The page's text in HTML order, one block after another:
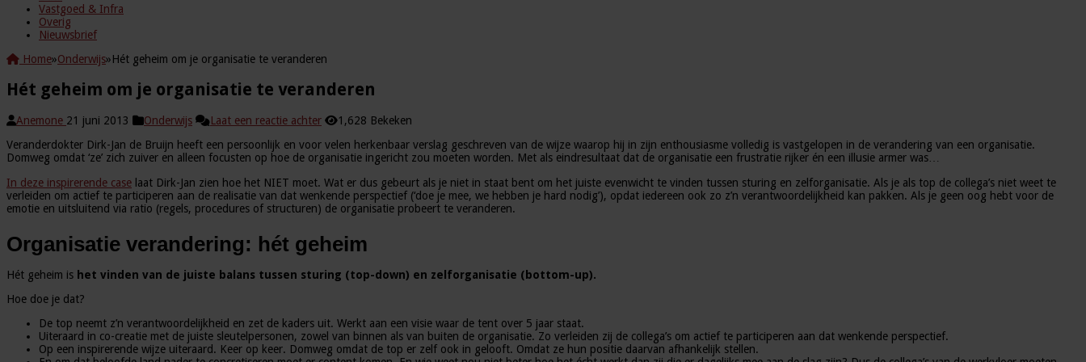
Vastgoed & Infra
Overig
Nieuwsbrief
Home»Onderwijs»Hét geheim om je organisatie te veranderen
Hét geheim om je organisatie te veranderen
Anemone 21 juni 2013 Onderwijs Laat een reactie achter
1,628 Bekeken
Veranderdokter Dirk-Jan de Bruijn heeft een persoonlijk en voor velen herkenbaar verslag geschreven van de wijze waarop hij in zijn enthousiasme volledig is vastgelopen in de verandering van een organisatie.
Domweg omdat ‘ze’ zich zuiver en alleen focusten op hoe de organisatie ingericht zou moeten worden. Met als eindresultaat dat de organisatie een frustratie rijker én een illusie armer was…
In deze inspirerende case laat Dirk-Jan zien hoe het NIET moet. Wat er dus gebeurt als je niet in staat bent om het juiste evenwicht te vinden tussen sturing en zelforganisatie. Als je als top de collega’s niet weet te
verleiden om actief te participeren aan de realisatie van dat wenkende perspectief (‘doe je mee, we hebben je hard nodig’), opdat iedereen ook zo z’n verantwoordelijkheid kan pakken. Als je geen oog hebt voor de
emotie en uitsluitend via ratio (regels, procedures of structuren) de organisatie probeert te veranderen.
Organisatie verandering: hét geheim
Hét geheim is het vinden van de juiste balans tussen sturing (top-down) en zelforganisatie (bottom-up).
Hoe doe je dat?
De top neemt z’n verantwoordelijkheid en zet de kaders uit. Werkt aan een visie waar de tent over 5 jaar staat.
Uiteraard in co-creatie met de juiste sleutelpersonen, zowel van binnen als van buiten de organisatie. Zo verleiden zij de collega’s om actief te participeren aan dat wenkende perspectief.
Op een inspirerende wijze uiteraard. Keer op keer. Domweg omdat de top er zelf ook in gelooft. Omdat ze hun positie daarvan afhankelijk stellen.